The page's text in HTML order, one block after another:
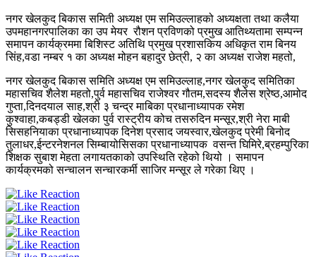
नगर खेलकुद बिकास समिती अध्यक्ष एम समिउल्लाहको अध्यक्षता तथा कलैया
उपमहानगरपालिका का उप मेयर रौशन प्रविणको प्रमुख आतिथ्यतामा सम्पन्न
समापन कार्यक्रममा बिशिस्ट अतिथि प्रमुख प्रशासकिय अधिकृत राम बिनय
सिंह,वडा नम्बर १ का अध्यक्ष मोहन बहादुर छेत्री, २ का अध्यक्ष राजेश महतो,
नगर खेलकुद बिकास समिति अध्यक्ष एम समिउल्लाह,नगर खेलकुद समितिका
महासचिव शैलेश महतो,पुर्व महासचिव राजेश्वर गौतम,सदस्य शैलेस श्रेष्ठ,आमोद
गुप्ता,दिनदयाल साह,श्री ३ चन्द्र माबिका प्रधानाध्यापक रमेश
कुश्वाहा,कबड्डी खेलका पुर्व रास्ट्रीय कोच तसरुदिन मन्सूर,श्री नेरा माबी
सिसहनियाका प्रधानाध्यापक दिनेश प्रसाद जयस्वार,खेलकुद प्रेमी बिनोद
तुलाधर,ईन्टरनेशनल सिम्बायोसिसका प्रधानाध्यापक वसन्त घिमिरे,ब्रहम्पुरिका
शिक्षक सुबाश मेहता लगायतकाको उपस्थिति रहेको थियो । समापन
कार्यक्रमको सन्चालन सन्चारकर्मी साजिर मन्सूर ले गरेका थिए ।